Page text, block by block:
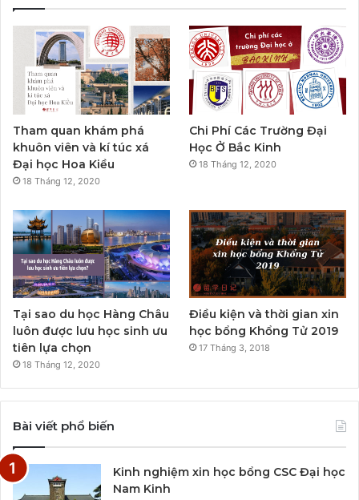
Tham quan khám phá
khuôn viên và kí túc xá
Đại học Hoa Kiều
18 Tháng 12, 2020
Chi Phí Các Trường Đại
Học Ở Bắc Kinh
18 Tháng 12, 2020
Tại sao du học Hàng Châu
luôn được lưu học sinh ưu
tiên lựa chọn
18 Tháng 12, 2020
Điều kiện và thời gian xin
học bổng Khổng Tử 2019
17 Tháng 3, 2018
Bài viết phổ biến
Kinh nghiệm xin học bổng CSC Đại học
Nam Kinh